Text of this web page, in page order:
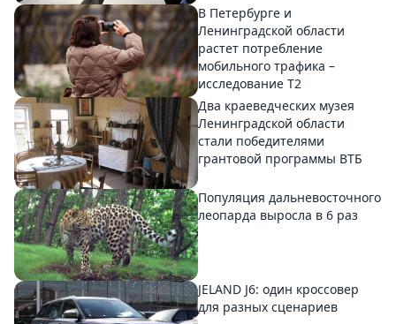
В Петербурге и
Ленинградской области
растет потребление
мобильного трафика –
исследование T2
Два краеведческих музея
Ленинградской области
стали победителями
грантовой программы ВТБ
Популяция дальневосточного
леопарда выросла в 6 раз
JELAND J6: один кроссовер
для разных сценариев